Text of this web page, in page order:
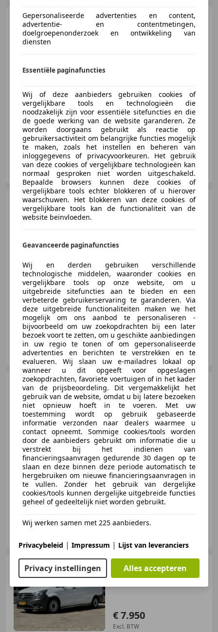
Volkswagen Caddy2.0
SDI - imperial-trekhaak-
schuifdeur NAP - ORIGI
02/2007 251.521 km Diesel 51 kW (69 PK)
Kragt Bedrijfswagens
NL-8152 DN LEMELERVELD
Nissan Navara2.5 dCi SE
King Cab AIRCO, Trekhaak 3000
€ 4.950
Excl. BTW
11/2011 300.383 km Diesel 140 kW (190 PK)
Kragt Bedrijfswagens
NL-8152 DN LEMELERVELD
Renault Megane 1.5 dCi
Dynamique
GRIJSKENTEKEN/Airco/distributier
€ 1.450
08/2008 367.181 km Diesel 76 kW (103 PK)
Kragt Bedrijfswagens
Mercedes-Benz Vito
CDI Lang AUTOMAAT|EURO
€ 7.950
Excl. BTW
Gepersonaliseerde advertenties en content,
advertentie- en contentmetingen,
doelgroepenonderzoek en ontwikkeling van
diensten
Essentiële paginafuncties
Wij of deze aanbieders gebruiken cookies of
vergelijkbare tools en technologieën die
noodzakelijk zijn voor essentiële sitefuncties en die
de goede werking van de website garanderen. Ze
worden doorgaans gebruikt als reactie op
gebruikersactiviteit om belangrijke functies mogelijk
te maken, zoals het instellen en beheren van
inloggegevens of privacyvoorkeuren. Het gebruik
van deze cookies of vergelijkbare technologieën kan
normaal gesproken niet worden uitgeschakeld.
Bepaalde browsers kunnen deze cookies of
vergelijkbare tools echter blokkeren of u hierover
waarschuwen. Het blokkeren van deze cookies of
vergelijkbare tools kan de functionaliteit van de
website beïnvloeden.
Geavanceerde paginafuncties
Wij en derden gebruiken verschillende
technologische middelen, waaronder cookies en
vergelijkbare tools op onze website, om u
uitgebreide sitefuncties aan te bieden en een
verbeterde gebruikerservaring te garanderen. Via
deze uitgebreide functionaliteiten maken we het
mogelijk om ons aanbod te personaliseren -
bijvoorbeeld om uw zoekopdrachten bij een later
bezoek voort te zetten, om u geschikte aanbiedingen
in uw regio te tonen of om gepersonaliseerde
advertenties en berichten te verstrekken en te
evalueren. Wij slaan uw e-mailadres lokaal op
wanneer u dit opgeeft voor opgeslagen
zoekopdrachten, favoriete voertuigen of in het kader
van de prijsbeoordeling. Dit vergemakkelijkt het
gebruik van de website, omdat u bij latere bezoeken
niet opnieuw hoeft in te voeren. Met uw
toestemming wordt op gebruik gebaseerde
informatie verzonden naar dealers waarmee u
contact opneemt. Sommige cookies/tools worden
door de aanbieders gebruikt om informatie die u
verstrekt bij het indienen van
financieringsaanvragen gedurende 30 dagen op te
slaan en deze binnen deze periode automatisch te
hergebruiken om nieuwe financieringsaanvragen in
te vullen. Zonder het gebruik van dergelijke
cookies/tools kunnen dergelijke uitgebreide functies
geheel of gedeeltelijk niet worden gebruikt.
Wij werken samen met 225 aanbieders.
Privacybeleid | Impressum | Lijst van leveranciers
Privacy instellingen Alles accepteren